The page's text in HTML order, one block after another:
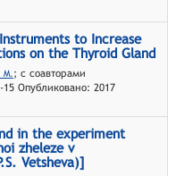
to Increase
on the Thyroid Gland
M.; с соавторами
Опубликовано: 2017
in the experiment
zheleze v
Vetsheva)]